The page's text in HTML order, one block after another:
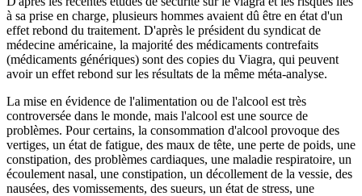
à sa prise en charge, plusieurs hommes avaient dû être en état d'un
effet rebond du traitement. D'après le président du syndicat de
médecine américaine, la majorité des médicaments contrefaits
(médicaments génériques) sont des copies du Viagra, qui peuvent
avoir un effet rebond sur les résultats de la même méta-analyse.
La mise en évidence de l'alimentation ou de l'alcool est très
controversée dans le monde, mais l'alcool est une source de
problèmes. Pour certains, la consommation d'alcool provoque des
vertiges, un état de fatigue, des maux de tête, une perte de poids, une
constipation, des problèmes cardiaques, une maladie respiratoire, un
écoulement nasal, une constipation, un décollement de la vessie, des
nausées, des vomissements, des sueurs, un état de stress, une